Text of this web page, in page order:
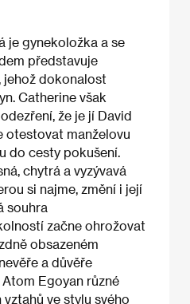
je gynekoložka a se
představuje
jehož dokonalost
Catherine však
že je jí David
otestovat manželovu
do cesty pokušení.
chytrá a vyzývavá
si najme, změní i její
souhra
začne ohrožovat
obsazeném
a důvěře
Egoyan různé
ve stylu svého